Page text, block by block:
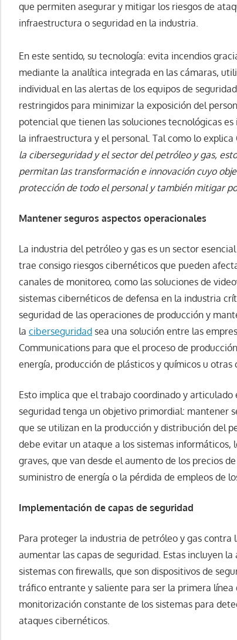
que permiten asegurar y mitigar los riesgos de
infraestructura o seguridad en la industria.
En este sentido, su tecnología: evita incendios
mediante la analítica integrada en las cámaras,
individual en las alertas de los equipos de
restringidos para minimizar la exposición del
potencial que tienen las soluciones tecnológicas
la infraestructura y el personal. Tal como lo explica
la ciberseguridad y el sector del petróleo y gas,
permitan las transformación e innovación cuyo
protección de todo el personal y también mitigar
Mantener seguros aspectos operacionales
La industria del petróleo y gas es un sector
trae consigo riesgos cibernéticos que pueden
canales de monitoreo, como las soluciones de
sistemas cibernéticos de defensa en la industria
seguridad de las operaciones de producción y
la ciberseguridad sea una solución entre las
Communications para que el proceso de
energía, producción de plásticos y químicos u otras
Esto implica que el trabajo coordinado y articulado
seguridad tenga un objetivo primordial: mantener
que se utilizan en la producción y distribución del
debe evitar un ataque a los sistemas informáticos,
graves, que van desde el aumento de los precios
suministro de energía o la pérdida de empleos de
Implementación de capas de seguridad
Para proteger la industria de petróleo y gas
aumentar las capas de seguridad. Estas incluyen
sistemas con firewalls, que son dispositivos de
tráfico entrante y saliente para ser la primera
monitorización constante de los sistemas para
ataques cibernéticos.